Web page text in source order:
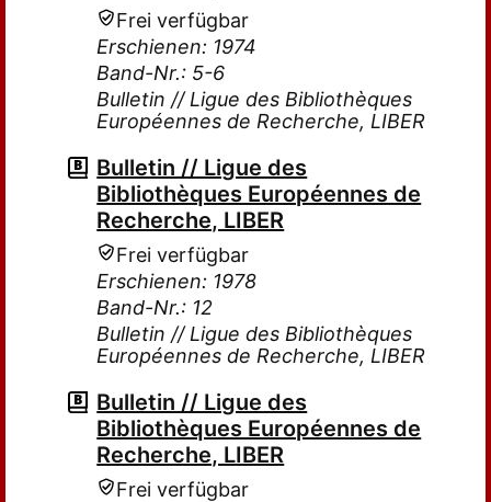
Frei verfügbar
Erschienen: 1974
Band-Nr.: 5-6
Bulletin // Ligue des Bibliothèques
Européennes de Recherche, LIBER
Bulletin // Ligue des
Bibliothèques Européennes de
Recherche, LIBER
Frei verfügbar
Erschienen: 1978
Band-Nr.: 12
Bulletin // Ligue des Bibliothèques
Européennes de Recherche, LIBER
Bulletin // Ligue des
Bibliothèques Européennes de
Recherche, LIBER
Frei verfügbar